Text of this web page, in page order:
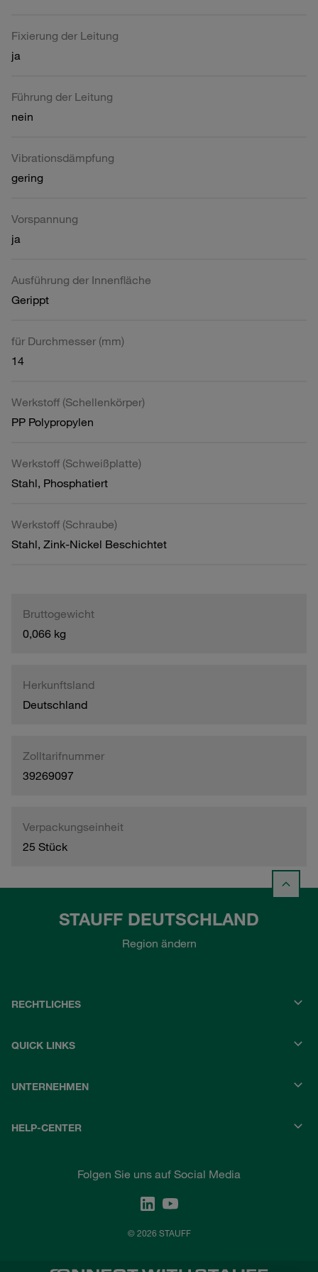
Fixierung der Leitung
ja
Führung der Leitung
nein
Vibrationsdämpfung
gering
Vorspannung
ja
Ausführung der Innenfläche
Gerippt
für Durchmesser (mm)
14
Werkstoff (Schellenkörper)
PP Polypropylen
Werkstoff (Schweißplatte)
Stahl, Phosphatiert
Werkstoff (Schraube)
Stahl, Zink-Nickel Beschichtet
Bruttogewicht
0,066 kg
Herkunftsland
Deutschland
Zolltarifnummer
39269097
Verpackungseinheit
25 Stück
STAUFF DEUTSCHLAND
Region ändern
RECHTLICHES
QUICK LINKS
UNTERNEHMEN
HELP-CENTER
Folgen Sie uns auf Social Media
© 2026 STAUFF